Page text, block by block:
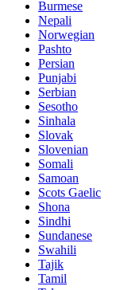
Burmese
Nepali
Norwegian
Pashto
Persian
Punjabi
Serbian
Sesotho
Sinhala
Slovak
Slovenian
Somali
Samoan
Scots Gaelic
Shona
Sindhi
Sundanese
Swahili
Tajik
Tamil